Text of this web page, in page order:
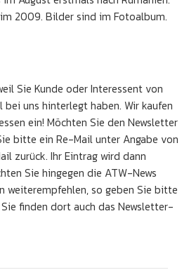
2009. Bilder sind im Fotoalbum.
Sie Kunde oder Interessent von
bei uns hinterlegt haben. Wir kaufen
ein! Möchten Sie den Newsletter
bitte ein Re-Mail unter Angabe von
zurück. Ihr Eintrag wird dann
Sie hingegen die ATW-News
weiterempfehlen, so geben Sie bitte
finden dort auch das Newsletter-